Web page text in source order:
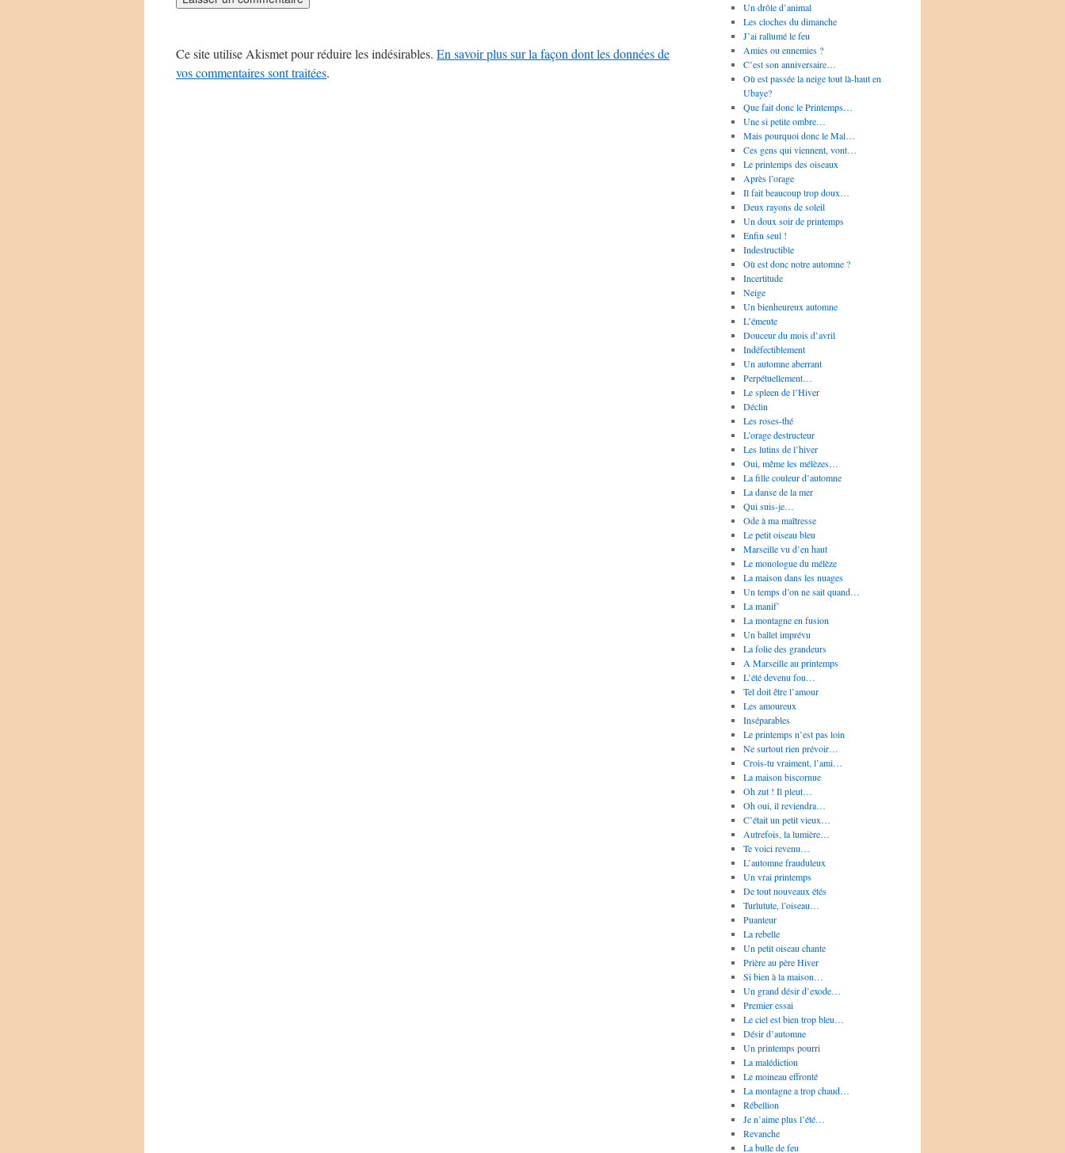
Ce site utilise Akismet pour réduire les indésirables. En savoir plus sur la façon dont les données de
vos commentaires sont traitées.
Un drôle d’animal
Les cloches du dimanche
J’ai rallumé le feu
Amies ou ennemies ?
C’est son anniversaire…
Où est passée la neige tout là-haut en
Ubaye?
Que fait donc le Printemps…
Une si petite ombre…
Mais pourquoi donc le Mal…
Ces gens qui viennent, vont…
Le printemps des oiseaux
Après l’orage
Il fait beaucoup trop doux…
Deux rayons de soleil
Un doux soir de printemps
Enfin seul !
Indestructible
Où est donc notre automne ?
Incertitude
Neige
Un bienheureux automne
L’émeute
Douceur du mois d’avril
Indéfectiblement
Un automne aberrant
Perpétuellement…
Le spleen de l’Hiver
Déclin
Les roses-thé
L’orage destructeur
Les lutins de l’hiver
Oui, même les mélèzes…
La fille couleur d’automne
La danse de la mer
Qui suis-je…
Ode à ma maîtresse
Le petit oiseau bleu
Marseille vu d’en haut
Le monologue du mélèze
La maison dans les nuages
Un temps d’on ne sait quand…
La manif’
La montagne en fusion
Un ballet imprévu
La folie des grandeurs
A Marseille au printemps
L’été devenu fou…
Tel doit être l’amour
Les amoureux
Inséparables
Le printemps n’est pas loin
Ne surtout rien prévoir…
Crois-tu vraiment, l’ami…
La maison biscornue
Oh zut ! Il pleut…
Oh oui, il reviendra…
C’était un petit vieux…
Autrefois, la lumière…
Te voici revenu…
L’automne frauduleux
Un vrai printemps
De tout nouveaux étés
Turlutute, l’oiseau…
Puanteur
La rebelle
Un petit oiseau chante
Prière au père Hiver
Si bien à la maison…
Un grand désir d’exode…
Premier essai
Le ciel est bien trop bleu…
Désir d’automne
Un printemps pourri
La malédiction
Le moineau effronté
La montagne a trop chaud…
Rébellion
Je n’aime plus l’été…
Revanche
La bulle de feu